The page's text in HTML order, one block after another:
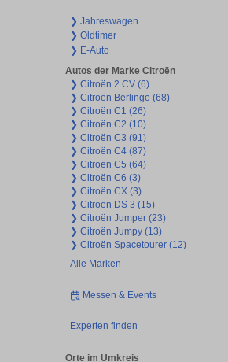
❯ Jahreswagen
❯ Oldtimer
❯ E-Auto
Autos der Marke Citroën
❯ Citroën 2 CV (6)
❯ Citroën Berlingo (68)
❯ Citroën C1 (26)
❯ Citroën C2 (10)
❯ Citroën C3 (91)
❯ Citroën C4 (87)
❯ Citroën C5 (64)
❯ Citroën C6 (3)
❯ Citroën CX (3)
❯ Citroën DS 3 (15)
❯ Citroën Jumper (23)
❯ Citroën Jumpy (13)
❯ Citroën Spacetourer (12)
Alle Marken
Messen & Events
Experten finden
Orte im Umkreis